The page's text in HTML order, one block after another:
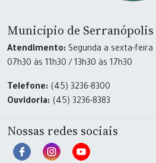
Município de
Atendimento: Segunda a sexta-
07h30 às 11h30 / 13h30 às 17h30
Telefone: (45) 3236-8300
Ouvidoria: (45) 3236-8383
Nossas redes sociais